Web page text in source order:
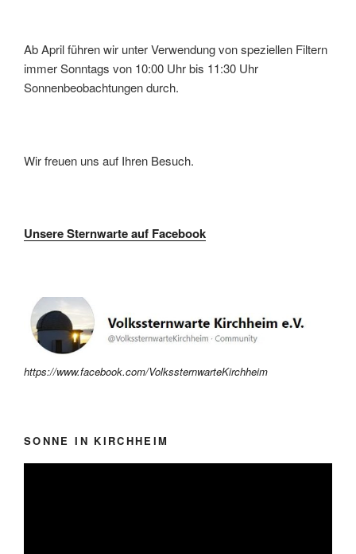
Ab April führen wir unter Verwendung von speziellen Filtern
immer Sonntags von 10:00 Uhr bis 11:30 Uhr
Sonnenbeobachtungen durch.
Wir freuen uns auf Ihren Besuch.
Unsere Sternwarte auf Facebook
https://www.facebook.com/VolkssternwarteKirchheim
SONNE IN KIRCHHEIM